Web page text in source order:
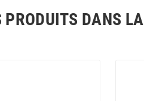
PRODUITS DANS